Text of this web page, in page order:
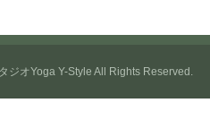
ジオYoga Y-Style All Rights Reserved.